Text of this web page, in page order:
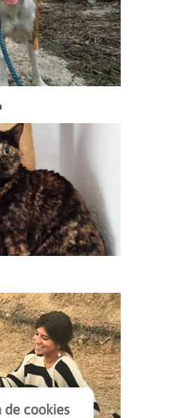
cookies